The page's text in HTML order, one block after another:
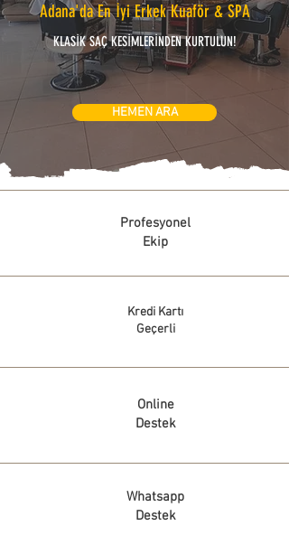
Adana'da En İyi Erkek Kuaför & SPA
KLASİK SAÇ KESİMLERİNDEN KURTULUN!
HEMEN ARA
Profesyonel
Ekip
Kredi Kartı
Geçerli
Online
Destek
Whatsapp
Destek